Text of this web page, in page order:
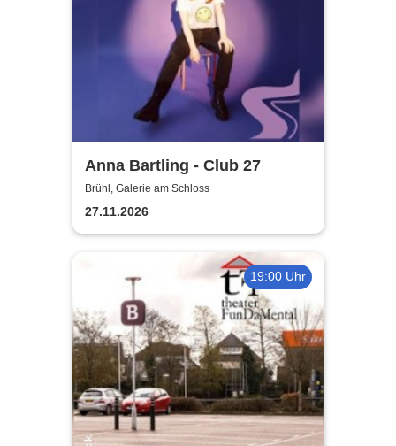
Anna Bartling - Club 27
Brühl, Galerie am Schloss
27.11.2026
19:00 Uhr